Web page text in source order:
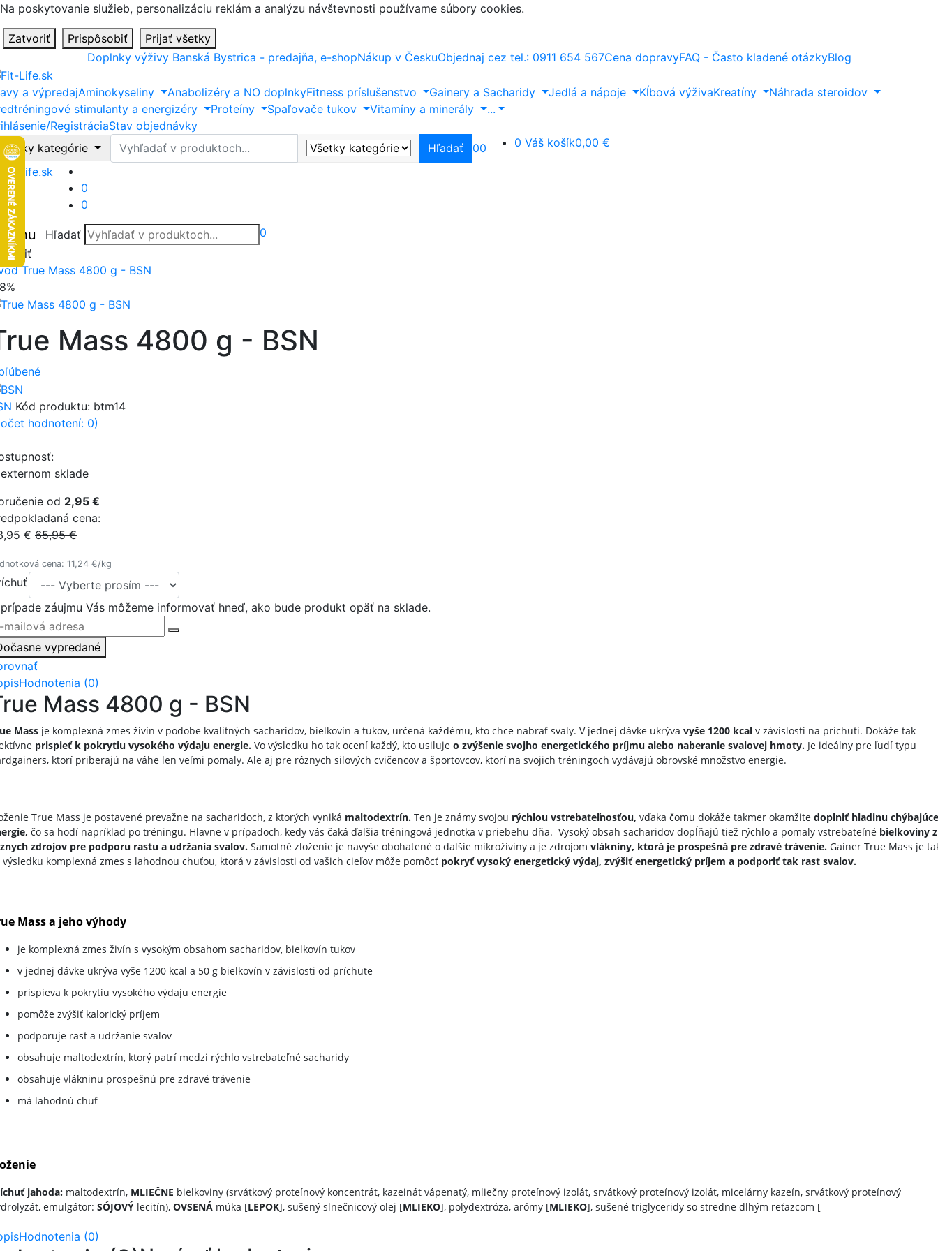
Na poskytovanie služieb, personalizáciu reklám a analýzu návštevnosti používame súbory cookies.
Zatvoriť Prispôsobiť
Prijať všetky
Doplnky výživy Banská Bystrica - predajňa, e-shopNákup v ČeskuObjednaj cez tel.: 0911 654 567Cena dopravyFAQ - Často kladené otázkyBlog
a výpredajAminokyseliny Anabolizéry a NO doplnkyFitness príslušenstvo Gainery a Sacharidy Jedlá a nápoje Kĺbová výživaKreatíny
Náhrada steroidov
stimulanty a energizéry
Proteíny Spaľovače tukov Vitamíny a minerály
...
RegistráciaStav objednávky
kategórie
Hľadať Hľadať 00 0 Váš košík0,00 €
0
0
Hľadať 0
True Mass 4800 g - BSN
Mass 4800 g - BSN
Kód produktu: btm14
hodnotení: 0)
sklade
od 2,95 €
cena:
€ 65,95 €
cena: 11,24 €/kg
záujmu Vás môžeme informovať hneď, ako bude produkt opäť na sklade.
vypredané
Hodnotenia (0)
Mass 4800 g - BSN
Mass je komplexná zmes živín v podobe kvalitných sacharidov, bielkovín a tukov, určená každému, kto chce nabrať svaly. V jednej dávke ukrýva vyše 1200 kcal v závislosti na príchuti. Dokáže tak
prispieť k pokrytiu vysokého výdaju energie. Vo výsledku ho tak ocení každý, kto usiluje o zvýšenie svojho energetického príjmu alebo naberanie svalovej hmoty. Je ideálny pre ľudí typu
ktorí priberajú na váhe len veľmi pomaly. Ale aj pre rôznych silových cvičencov a športovcov, ktorí na svojich tréningoch vydávajú obrovské množstvo energie.
True Mass je postavené prevažne na sacharidoch, z ktorých vyniká maltodextrín. Ten je známy svojou rýchlou vstrebateľnosťou, vďaka čomu dokáže takmer okamžite doplniť hladinu
čo sa hodí napríklad po tréningu. Hlavne v prípadoch, kedy vás čaká ďalšia tréningová jednotka v priebehu dňa. Vysoký obsah sacharidov dopĺňajú tiež rýchlo a pomaly vstrebateľné bielkoviny z
zdrojov pre podporu rastu a udržania svalov. Samotné zloženie je navyše obohatené o ďalšie mikroživiny a je zdrojom vlákniny, ktorá je prospešná pre zdravé trávenie. Gainer True Mass je
výsledku komplexná zmes s lahodnou chuťou, ktorá v závislosti od vašich cieľov môže pomôcť pokryť vysoký energetický výdaj, zvýšiť energetický príjem a podporiť tak rast svalov.
Mass a jeho výhody
je komplexná zmes živín s vysokým obsahom sacharidov, bielkovín tukov
v jednej dávke ukrýva vyše 1200 kcal a 50 g bielkovín v závislosti od príchute
prispieva k pokrytiu vysokého výdaju energie
pomôže zvýšiť kalorický príjem
podporuje rast a udržanie svalov
obsahuje maltodextrín, ktorý patrí medzi rýchlo vstrebateľné sacharidy
obsahuje vlákninu prospešnú pre zdravé trávenie
má lahodnú chuť
jahoda: maltodextrín, MLIEČNE bielkoviny (srvátkový proteínový koncentrát, kazeinát vápenatý, mliečny proteínový izolát, srvátkový proteínový izolát, micelárny kazeín, srvátkový proteínový
emulgátor: SÓJOVÝ lecitín), OVSENÁ múka [LEPOK], sušený slnečnicový olej [MLIEKO], polydextróza, arómy [MLIEKO], sušené triglyceridy so stredne dlhým reťazcom [
Hodnotenia (0)